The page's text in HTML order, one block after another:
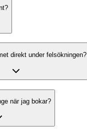
direkt under felsökningen?
när jag bokar?